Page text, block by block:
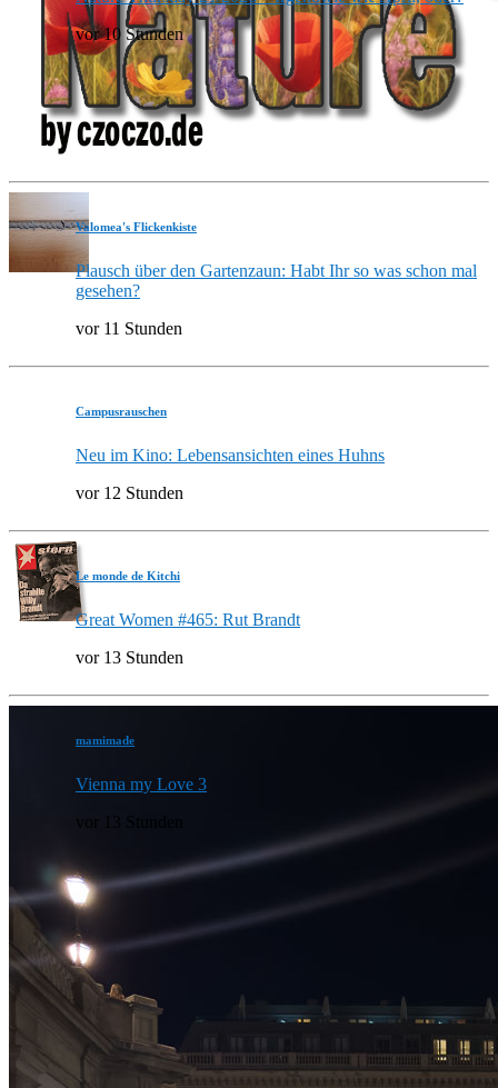
vor 10 Stunden
Valomea's Flickenkiste
Plausch über den Gartenzaun: Habt Ihr so was schon mal
gesehen?
vor 11 Stunden
Campusrauschen
Neu im Kino: Lebensansichten eines Huhns
vor 12 Stunden
Le monde de Kitchi
Great Women #465: Rut Brandt
vor 13 Stunden
mamimade
Vienna my Love 3
vor 13 Stunden